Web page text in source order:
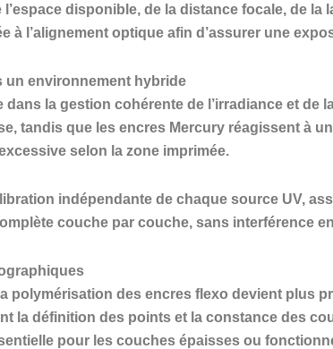
disponible, de la distance focale, de
à l’alignement optique afin d’assurer une
un environnement hybride
la gestion cohérente de l’irradiance et de
tandis que les encres Mercury réagissent à
selon la zone imprimée.
indépendante de chaque source UV,
couche par couche, sans interférence
polymérisation des encres flexo devient plus
la définition des points et la constance des
pour les couches épaisses ou